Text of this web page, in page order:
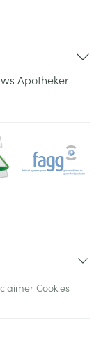
Apotheker
Cookies